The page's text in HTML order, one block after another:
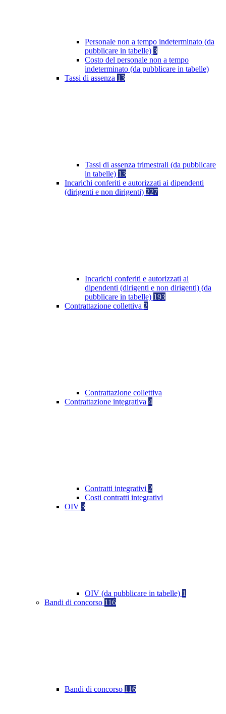
Personale non a tempo indeterminato (da
pubblicare in tabelle) 3
Costo del personale non a tempo
indeterminato (da pubblicare in tabelle)
Tassi di assenza 13
Tassi di assenza trimestrali (da pubblicare
in tabelle) 13
Incarichi conferiti e autorizzati ai dipendenti
(dirigenti e non dirigenti) 227
Incarichi conferiti e autorizzati ai
dipendenti (dirigenti e non dirigenti) (da
pubblicare in tabelle) 193
Contrattazione collettiva 2
Contrattazione collettiva
Contrattazione integrativa 4
Contratti integrativi 2
Costi contratti integrativi
OIV 3
OIV (da pubblicare in tabelle) 1
Bandi di concorso 116
Bandi di concorso 116